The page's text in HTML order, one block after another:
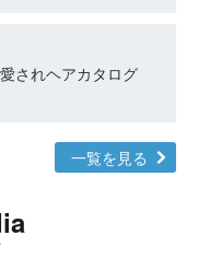
されヘアカタログ
一覧を見る